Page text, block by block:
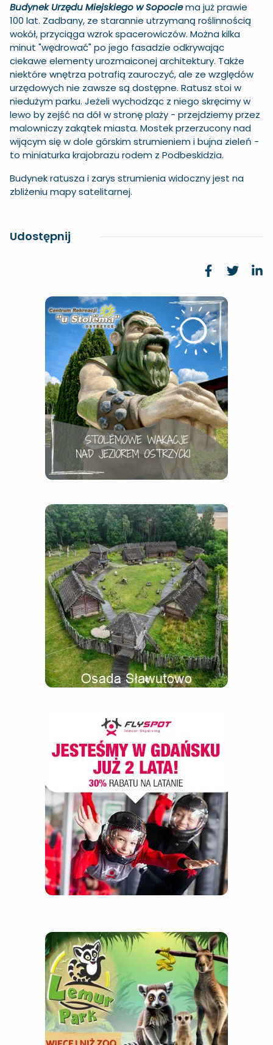
Budynek Urzędu Miejskiego w Sopociema już prawie
100 lat. Zadbany, ze starannie utrzymaną roślinnością
wokół, przyciąga wzrok spacerowiczów. Można kilka
minut "wędrować" po jego fasadzie odkrywając
ciekawe elementy urozmaiconej architektury. Także
niektóre wnętrza potrafią zauroczyć, ale ze względów
urzędowych nie zawsze są dostępne. Ratusz stoi w
niedużym parku. Jeżeli wychodząc z niego skręcimy w
lewo by zejść na dół w stronę plaży - przejdziemy przez
malowniczy zakątek miasta. Mostek przerzucony nad
wijącym się w dole górskim strumieniem i bujna zieleń -
to miniaturka krajobrazu rodem z Podbeskidzia.
Budynek ratusza i zarys strumienia widoczny jest na
zbliżeniu mapy satelitarnej.
Udostępnij